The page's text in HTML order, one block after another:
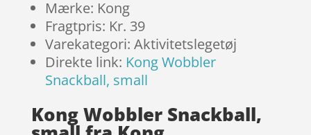
Mærke: Kong
Fragtpris: Kr. 39
Varekategori: Aktivitetslegetøj
Direkte link: Kong Wobbler
Snackball, small
Kong Wobbler Snackball,